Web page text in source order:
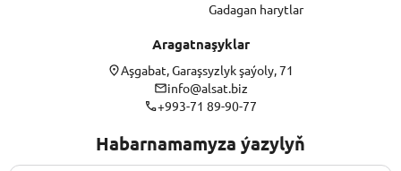
Gadagan harytlar
Aragatnaşyklar
Aşgabat, Garaşsyzlyk şaýoly, 71
info@alsat.biz
+993-71 89-90-77
Habarnamamyza ýazylyň